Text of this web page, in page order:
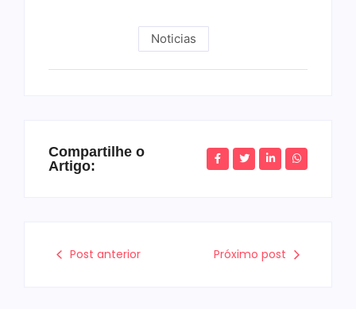
Noticias
Compartilhe o
Artigo:
Post anterior Próximo post